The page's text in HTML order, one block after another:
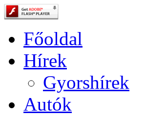
Főoldal
Hírek
Gyorshírek
Autók